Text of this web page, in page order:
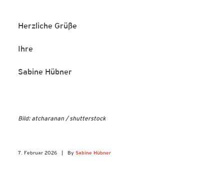
Herzliche Grüße
Ihre
Sabine Hübner
Bild: atcharanan / shutterstock
7. Februar 2026 By Sabine Hübner